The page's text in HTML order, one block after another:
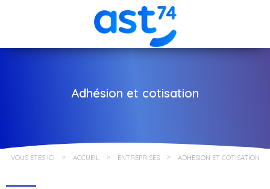
Adhésion et cotisation
VOUS ÊTES ICI ACCUEIL ENTREPRISES ADHÉSION ET COTISATION